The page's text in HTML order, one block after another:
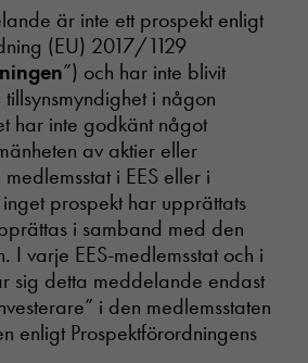
är inte ett prospekt enligt
(EU) 2017/1129
”) och har inte blivit
i någon
har inte godkänt något
av aktier eller
i EES eller i
prospekt har upprättats
i samband med den
I varje EES-medlemsstat och i
sig detta meddelande endast
i den medlemsstaten
enligt Prospektförordningens
functionality
and
structure,
based on
how the
website is
used.
Upplevelse
För att vår
hemsida ska
prestera så
bra som
möjligt